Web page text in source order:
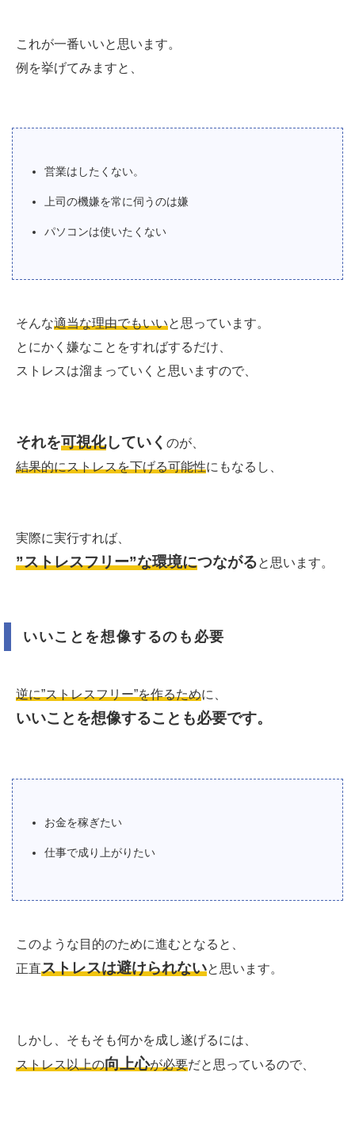
これが一番いいと思います。
例を挙げてみますと、
営業はしたくない。
上司の機嫌を常に伺うのは嫌
パソコンは使いたくない
そんな適当な理由でもいいと思っています。
とにかく嫌なことをすればするだけ、
ストレスは溜まっていくと思いますので、
それを可視化していく のが、
結果的にストレスを下げる可能性にもなるし、
実際に実行すれば、
”ストレスフリー”な環境につながると思います。
いいことを想像するのも必要
逆に”ストレスフリー”を作るために、
いいことを想像することも必要です。
お金を稼ぎたい
仕事で成り上がりたい
このような目的のために進むとなると、
正直ストレスは避けられないと思います。
しかし、そもそも何かを成し遂げるには、
ストレス以上の向上心が必要だと思っているので、